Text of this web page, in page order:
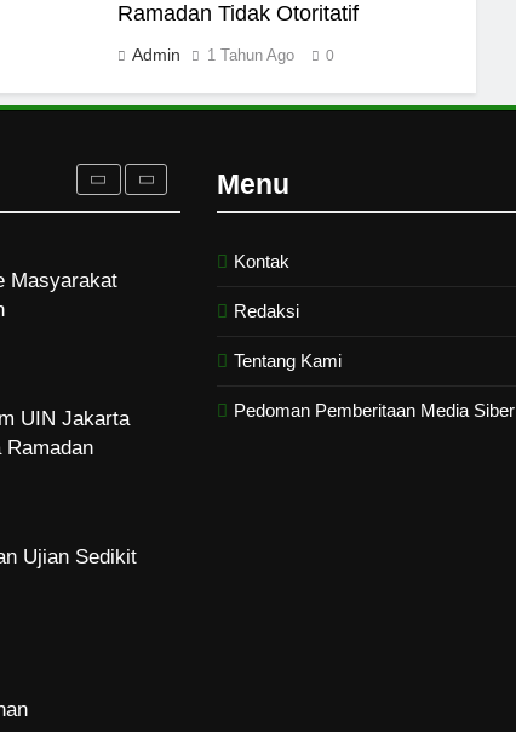
Ramadan Tidak Otoritatif
Admin 1 Tahun Ago 0
Pesantren
Masyarakat
UIN Jakarta
Ujian Sedikit
Menu
Kontak
Redaksi
Tentang Kami
Pedoman Pemberitaan Media Siber